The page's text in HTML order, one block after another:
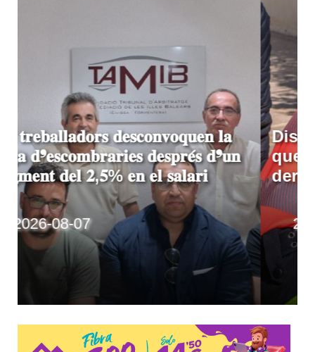
Disset morts en una pastera
que ha estat quinze dies a la
deriva prop de Mallorca
2026-08-06